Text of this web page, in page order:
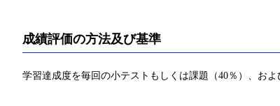
成績評価の方法及び基準
学習達成度を毎回の小テストもしくは課題（40％）、およ